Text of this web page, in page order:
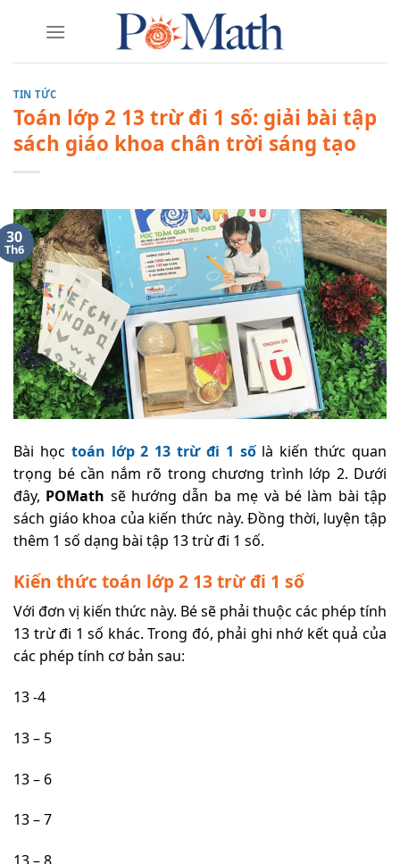
TIN TỨC
Toán lớp 2 13 trừ đi 1 số: giải bài tập
sách giáo khoa chân trời sáng tạo
30
Th6
Bài học toán lớp 2 13 trừ đi 1 sốlà kiến thức quan
trọng bé cần nắm rõ trong chương trình lớp 2. Dưới
đây, POMath sẽ hướng dẫn ba mẹ và bé làm bài tập
sách giáo khoa của kiến thức này. Đồng thời, luyện tập
thêm 1 số dạng bài tập 13 trừ đi 1 số.
Kiến thức toán lớp 2 13 trừ đi 1 số
Với đơn vị kiến thức này. Bé sẽ phải thuộc các phép tính
13 trừ đi 1 số khác. Trong đó, phải ghi nhớ kết quả của
các phép tính cơ bản sau:
13 -4
13 – 5
13 – 6
13 – 7